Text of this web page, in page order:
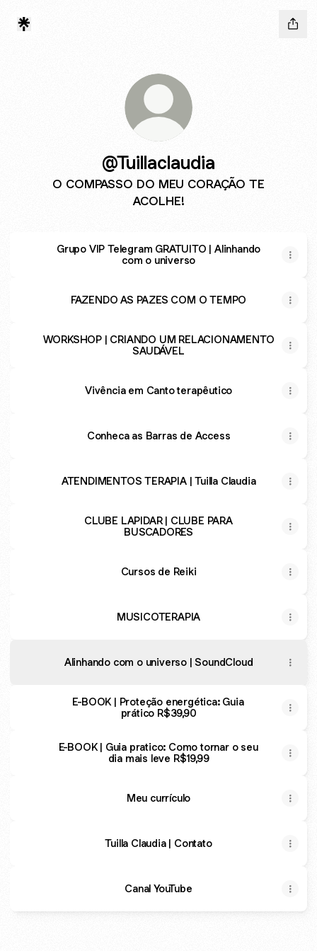
@Tuillaclaudia
O COMPASSO DO MEU CORAÇÃO TE
ACOLHE!
Grupo VIP Telegram GRATUITO | Alinhando
com o universo
FAZENDO AS PAZES COM O TEMPO
WORKSHOP | CRIANDO UM RELACIONAMENTO
SAUDÁVEL
Vivência em Canto terapêutico
Conheca as Barras de Access
ATENDIMENTOS TERAPIA | Tuilla Claudia
CLUBE LAPIDAR | CLUBE PARA
BUSCADORES
Cursos de Reiki
MUSICOTERAPIA
Alinhando com o universo | SoundCloud
E-BOOK | Proteção energética: Guia
prático R$39,90
E-BOOK | Guia pratico: Como tornar o seu
dia mais leve R$19,99
Meu currículo
Tuilla Claudia | Contato
Canal YouTube